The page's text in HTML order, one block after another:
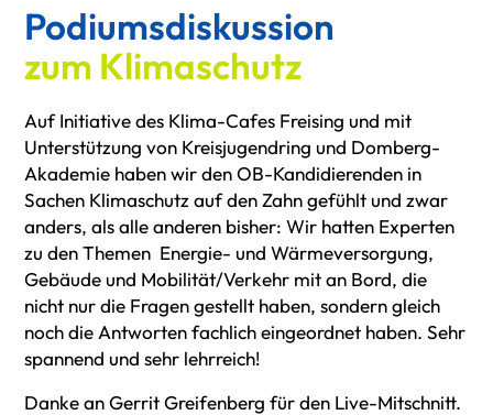
Podiumsdiskussion
zum Klimaschutz
Auf Initiative des Klima-Cafes Freising und mit
Unterstützung von Kreisjugendring und Domberg-
Akademie haben wir den OB-Kandidierenden in
Sachen Klimaschutz auf den Zahn gefühlt und zwar
anders, als alle anderen bisher: Wir hatten Experten
zu den Themen Energie- und Wärmeversorgung,
Gebäude und Mobilität/Verkehr mit an Bord, die
nicht nur die Fragen gestellt haben, sondern gleich
noch die Antworten fachlich eingeordnet haben. Sehr
spannend und sehr lehrreich!
Danke an Gerrit Greifenberg für den Live-Mitschnitt.